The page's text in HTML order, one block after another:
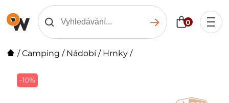
0
/Camping / Nádobí/ Hrnky /
-10%